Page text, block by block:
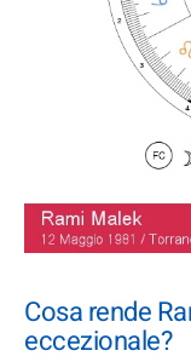
Cosa rende
eccezionale?